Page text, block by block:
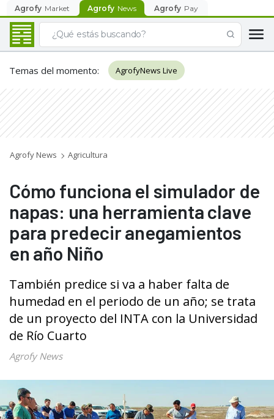
Agrofy Market Agrofy News Agrofy Pay
Temas del momento: AgrofyNews Live
Agrofy News Agricultura
Cómo funciona el simulador de
napas: una herramienta clave
para predecir anegamientos
en año Niño
También predice si va a haber falta de
humedad en el periodo de un año; se trata
de un proyecto del INTA con la Universidad
de Río Cuarto
Agrofy News